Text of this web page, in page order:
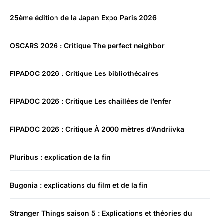
25ème édition de la Japan Expo Paris 2026
OSCARS 2026 : Critique The perfect neighbor
FIPADOC 2026 : Critique Les bibliothécaires
FIPADOC 2026 : Critique Les chaillées de l’enfer
FIPADOC 2026 : Critique À 2000 mètres d’Andriivka
Pluribus : explication de la fin
Bugonia : explications du film et de la fin
Stranger Things saison 5 : Explications et théories du